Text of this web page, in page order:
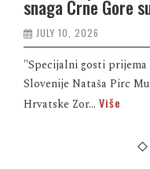
snaga Crne Gore
JULY 10, 2026
"Specijalni gosti
Slovenije Nataša Pirc
Hrvatske Zor... Više